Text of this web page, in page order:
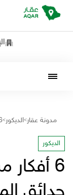
مدونة عقار>الديكور>6 أفكار
الديكور
6